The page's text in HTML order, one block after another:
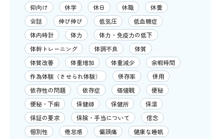
仰向け
休学 休日 休職
休養
会話
伸び伸び 低気圧
低血糖症
体内時計
体力
体力・免疫力の低下
体幹トレーニング
体調不良
体質
体質改善
体重増加 体重減少
余暇時間
作為体験（させられ体験）
併存率
併用
依存性の問題
依存症 価値観
便秘
便秘・下痢
保健師 保健所
保湿
保証の要求
保険・手当について
信念
個別性
倦怠感 偏頭痛
健康な睡眠